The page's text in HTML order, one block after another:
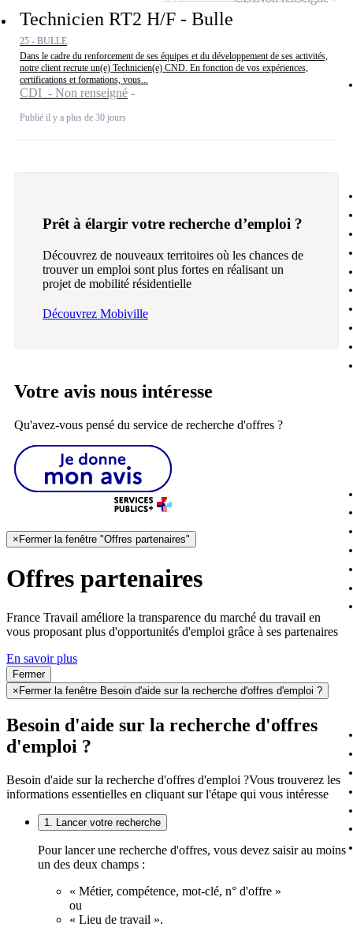
Technicien RT2 H/F - Bulle
25 - BULLE
Dans le cadre du renforcement de ses équipes et du développement de ses activités,
notre client recrute un(e) Technicien(e) CND. En fonction de vos expériences,
certifications et formations, vous...
CDI - Non renseigné
Publié il y a plus de 30 jours
Prêt à élargir votre recherche d’emploi ?
Découvrez de nouveaux territoires où les chances de
trouver un emploi sont plus fortes en réalisant un
projet de mobilité résidentielle
Découvrez Mobiville
Votre avis nous intéresse
Qu'avez-vous pensé du service de recherche d'offres ?
× Fermer la fenêtre "Offres partenaires"
Offres partenaires
France Travail améliore la transparence du marché du travail en
vous proposant plus d'opportunités d'emploi grâce à ses partenaires
En savoir plus
Fermer
× Fermer la fenêtre Besoin d'aide sur la recherche d'offres d'emploi ?
Besoin d'aide sur la recherche d'offres
d'emploi ?
Besoin d'aide sur la recherche d'offres d'emploi ?Vous trouverez les
informations essentielles en cliquant sur l'étape qui vous intéresse
1. Lancer votre recherche
Pour lancer une recherche d'offres, vous devez saisir au moins
un des deux champs :
« Métier, compétence, mot-clé, n° d'offre »
ou
« Lieu de travail ».